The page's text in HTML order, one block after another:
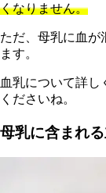
くなりません。
ただ、母乳に血が
ます。
血乳について詳し
くださいね。
母乳に含まれ